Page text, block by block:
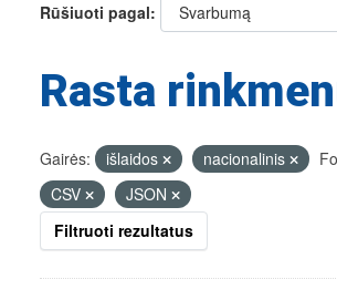
Rūšiuoti pagal
Rasta
Gairės: išlaidos nacionalinis
CSV
JSON
Filtruoti rezultatus